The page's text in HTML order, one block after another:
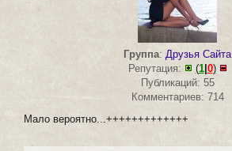
Группа: Друзья Сайта
Репутация:
(1| 0)
Публикаций: 55
Комментариев: 714
Мало вероятно...+++++++++++++